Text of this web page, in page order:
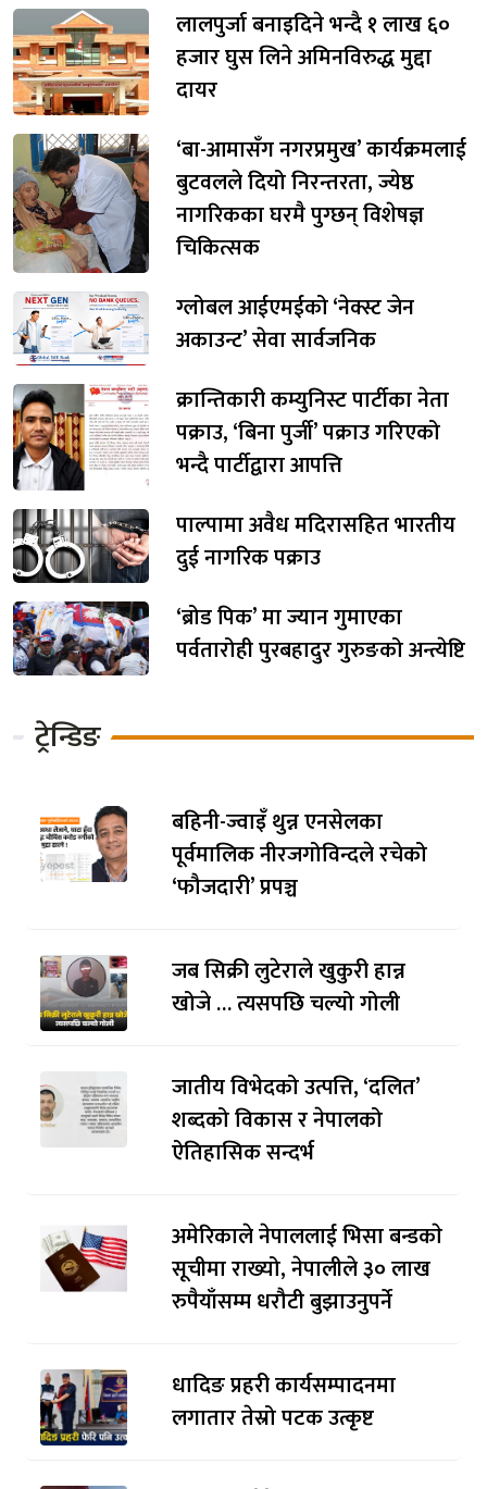
लालपुर्जा बनाइदिने भन्दै १ लाख ६०
हजार घुस लिने अमिनविरुद्ध मुद्दा
दायर
‘बा-आमासँग नगरप्रमुख’ कार्यक्रमलाई
बुटवलले दियो निरन्तरता, ज्येष्ठ
नागरिकका घरमै पुग्छन् विशेषज्ञ
चिकित्सक
ग्लोबल आईएमईको ‘नेक्स्ट जेन
अकाउन्ट’ सेवा सार्वजनिक
क्रान्तिकारी कम्युनिस्ट पार्टीका नेता
पक्राउ, ‘बिना पुर्जी’ पक्राउ गरिएको
भन्दै पार्टीद्वारा आपत्ति
पाल्पामा अवैध मदिरासहित भारतीय
दुई नागरिक पक्राउ
‘ब्रोड पिक’ मा ज्यान गुमाएका
पर्वतारोही पुरबहादुर गुरुङको अन्त्येष्टि
ट्रेन्डिङ
बहिनी-ज्वाइँ थुन्न एनसेलका
पूर्वमालिक नीरजगोविन्दले रचेको
‘फौजदारी’ प्रपञ्च
जब सिक्री लुटेराले खुकुरी हान्न
खोजे … त्यसपछि चल्यो गोली
जातीय विभेदको उत्पत्ति, ‘दलित’
शब्दको विकास र नेपालको
ऐतिहासिक सन्दर्भ
अमेरिकाले नेपाललाई भिसा बन्डकाे
सूचीमा राख्यो, नेपालीले ३० लाख
रुपैयाँसम्म धरौटी बुझाउनुपर्ने
धादिङ प्रहरी कार्यसम्पादनमा
लगातार तेस्रो पटक उत्कृष्ट